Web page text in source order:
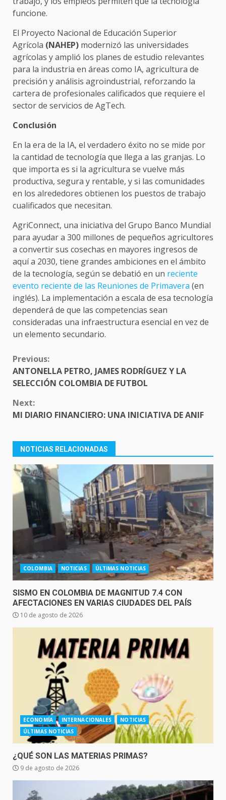
funcione.
El Proyecto Nacional de Educación Superior
Agrícola (NAHEP) modernizó las universidades
agrícolas y amplió los planes de estudio relevantes
para la industria en áreas como IA, agricultura de
precisión y análisis agroindustrial, reforzando la
cartera de profesionales calificados que requiere el
sector de servicios de AgTech.
Conclusión
En la era de la IA, el verdadero éxito no se mide por
la cantidad de tecnología que llega a las granjas. Lo
que importa es si la agricultura se vuelve más
productiva, segura y rentable, y si las comunidades
en los alrededores obtienen los puestos de trabajo
cualificados que necesitan.
AgriConnect, una iniciativa del Grupo Banco Mundial
para ayudar a 300 millones de pequeños agricultores
a convertir sus cosechas en mayores ingresos de
aquí a 2030, tiene grandes ambiciones en el ámbito
de la tecnología, según se debatió en un reciente
evento reciente de las Reuniones de Primavera (en
inglés). La implementación a escala de esa tecnología
dependerá de que las competencias sean
consideradas una infraestructura esencial en vez de
un elemento secundario.
CONTINUE
READING
Previous:
ANTONELLA PETRO, JAMES RODRÍGUEZ Y LA
SELECCIÓN COLOMBIA DE FUTBOL
Next:
MI DIARIO FINANCIERO: UNA INICIATIVA DE ANIF
NOTICIAS RELACIONADAS
COLOMBIA NOTICIAS ÚLTIMAS NOTICIAS
SISMO EN COLOMBIA DE MAGNITUD 7.4 CON
AFECTACIONES EN VARIAS CIUDADES DEL PAÍS
10 de agosto de 2026
ECONOMÍA INTERNACIONALES
NOTICIAS
ÚLTIMAS NOTICIAS
¿QUÉ SON LAS MATERIAS PRIMAS?
9 de agosto de 2026